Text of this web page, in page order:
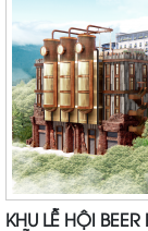
KHU LỄ HỘI